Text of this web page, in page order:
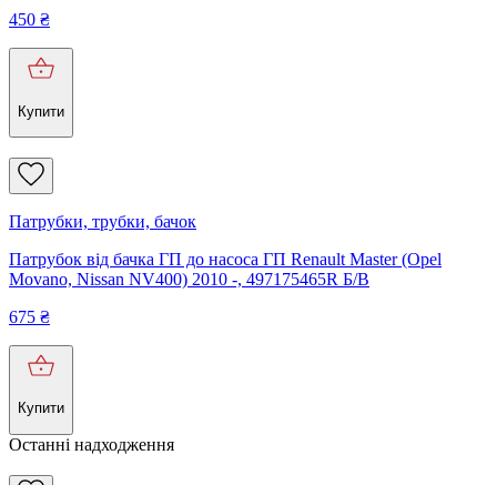
450 ₴
Купити
Патрубки, трубки, бачок
Патрубок від бачка ГП до насоса ГП Renault Master (Opel
Movano, Nissan NV400) 2010 -, 497175465R Б/В
675 ₴
Купити
Останні надходження